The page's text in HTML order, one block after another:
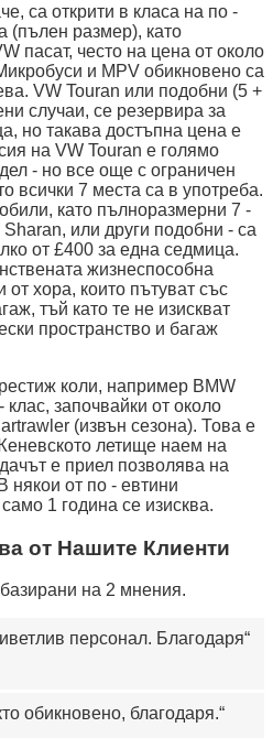
са открити в класа на по -
(пълен размер), като
пасат, често на цена от около
и MPV обикновено са
VW Touran или подобни (5 +
случаи, се резервира за
но такава достъпна цена е
на VW Touran е голямо
- но все още с ограничен
всички 7 места са в употреба.
като пълноразмерни 7 -
или други подобни - са
от £400 за една седмица.
жизнеспособна
от хора, които пътуват със
тъй като те не изискват
пространство и багаж
коли, например BMW
започвайки от около
(извън сезона). Това е
летище наем на
е приел позволява на
някои от по - евтини
1 година се изисква.
от Нашите Клиенти
на 2 мнения.
персонал. Благодаря
обикновено, благодаря.